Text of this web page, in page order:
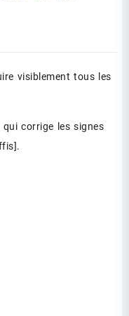
visiblement tous les
qui corrige les signes